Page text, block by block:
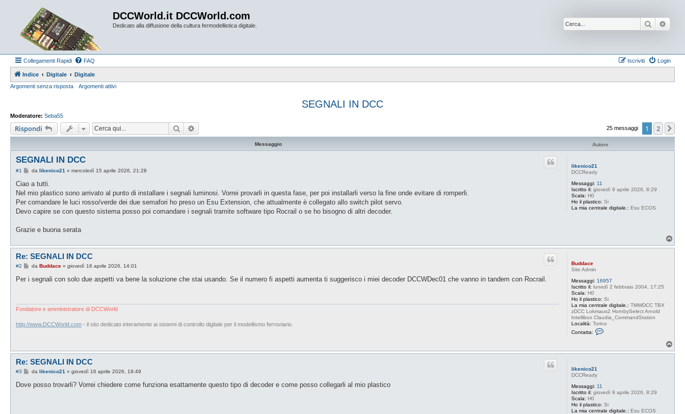
DCCWorld.it DCCWorld.com
Dedicato alla diffusione della cultura fermodellistica digitale. Cerca
Collegamenti Rapidi FAQ Login
Iscriviti
Indice Digitale
Digitale
Argomenti senza risposta
Argomenti attivi
SEGNALI IN DCC
Moderatore: Seba55
Rispondi Cerca 25 messaggi 1 2
Messaggio Autore
likenico21
DCCReady
Messaggi: 11
Iscritto il: giovedì 9 aprile 2026, 8:29
Scala: H0
Ho il plastico: Si
La mia centrale digitale.: Esu ECOS
SEGNALI IN DCC
#1
M
s
a
g
i
da likenico21 » mercoledì 15 aprile 2026, 21:28
Ciao a tutti.
Nel mio plastico sono arrivato al punto di installare i segnali luminosi. Vorrei provarli in questa fase, per poi installarli verso la fine onde evitare di romperli.
Per comandare le luci rosso/verde dei due semafori ho preso un Esu Extension, che attualmente è collegato allo switch pilot servo.
Devo capire se con questo sistema posso poi comandare i segnali tramite software tipo Rocrail o se ho bisogno di altri decoder.
Grazie e buona serata
o
Buddace
Site Admin
Messaggi: 16957
Iscritto il: lunedì 2 febbraio 2004, 17:25
Scala: H0
Ho il plastico: Si
La mia centrale digitale.: TMWDCC TBX
zDCC Lokmaus2 HornbySelect Arnold
Intellibox Claudia_CommandStation
Località: Torino
Contatta:
a
a
Re: SEGNALI IN DCC
#2
M
s
i
da Buddace» giovedì 16 aprile 2026, 14:01
Per i segnali con solo due aspetti va bene la soluzione che stai usando. Se il numero fi aspetti aumenta ti suggerisco i miei decoder DCCWDec01 che vanno in tandem con Rocrail.
Fondatore e amministratore di DCCWorld
http://www.DCCWorld.com - il sito dedicato interamente ai sistemi di controllo digitale per il modellismo ferroviario.
o
likenico21
DCCReady
Messaggi: 11
Iscritto il: giovedì 9 aprile 2026, 8:29
Scala: H0
Ho il plastico: Si
La mia centrale digitale.: Esu ECOS
Re: SEGNALI IN DCC
#3
M
s
da likenico21 » giovedì 16 aprile 2026, 19:49
Dove posso trovarli? Vorrei chiedere come funziona esattamente questo tipo di decoder e come posso collegarli al mio plastico